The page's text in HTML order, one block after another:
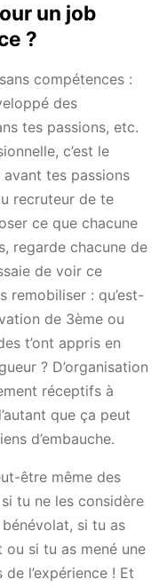
un job
?
compétences :
des
tes passions, etc.
c’est le
tes passions
recruteur de te
ce que chacune
regarde chacune de
de voir ce
remobiliser : qu’est-
de 3ème ou
t’ont appris en
? D’organisation
réceptifs à
que ça peut
d’embauche.
être même des
tu ne les considère
si tu as
si tu as mené une
l’expérience ! Et